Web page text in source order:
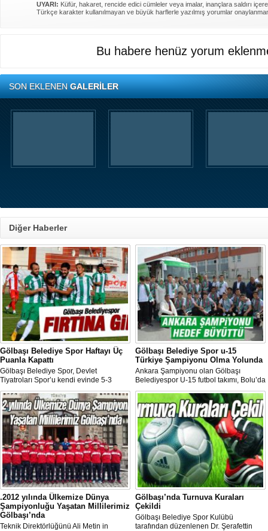
UYARI: Küfür, hakaret, rencide edici cümleler veya imalar, inançlara saldırı
Türkçe karakter kullanılmayan ve büyük harflerle yazılmış yorumlar
Bu habere henüz yorum
SON EKLENENGALERİLER
Diğer Haberler
Gölbaşı Belediye Spor Haftayı Üç
Puanla Kapattı
Gölbaşı Belediye Spor, Devlet
Tiyatroları Spor’u kendi evinde 5-3
yenerek Ankara Süper Amatör ligde
puanını 7’ye çıkarttı.
Gölbaşı Belediye Spor u-15
Türkiye Şampiyonu Olma Yolunda
Ankara Şampiyonu olan Gölbaşı
Belediyespor U-15 futbol takımı, Bolu’da
düzenlenen Türkiye Şampiyonası’na
katılmak için Bolu’ya Gölbaşı Belediye
Başkanı Fatih Duruay tarafından
uğurlandı.
.2012 yılında Ülkemize Dünya
Şampiyonluğu Yaşatan Millilerimiz
Gölbaşı’nda
Teknik Direktörlüğünü Ali Metin in
Gölbaşı’nda Turnuva Kuraları
Çekildi
Gölbaşı Belediye Spor Kulübü
tarafından düzenlenen Dr. Şerafettin